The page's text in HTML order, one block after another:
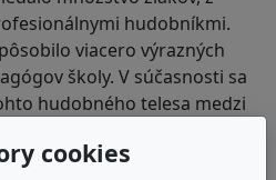
hudobníkmi.
viacero výrazných
školy. V súčasnosti sa
hudobného telesa medzi
absolventi ZUŠ, ktorým
cookies